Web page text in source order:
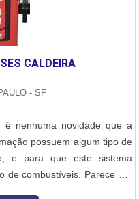
CALDEIRA
- SP
é nenhuma novidade que a
possuem algum tipo de
e para que este sistema
combustíveis. Parece um